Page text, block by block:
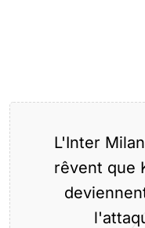
L'Inter
rêvent que